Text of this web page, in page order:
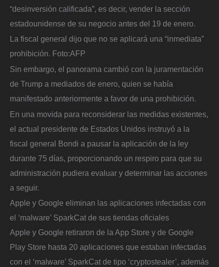
“desinversión calificada”, es decir, vender la sección
estadounidense de su negocio antes del 19 de enero.
La fiscal general dijo que no se aplicará una “inmediata”
prohibición. Foto:AFP
Sin embargo, el panorama cambió con la juramentación
de Trump a mediados de enero, quien se había
manifestado anteriormente a favor de una prohibición.
En una movida para reconsiderar las medidas existentes,
el actual presidente de Estados Unidos instruyó a la
fiscal general Bondi a pausar la aplicación de la ley
durante 75 días, proporcionando un respiro para que su
administración pudiera evaluar y determinar las acciones
a seguir.
Apple y Google eliminan las aplicaciones infectadas con
el ‘malware’ SparkCat de sus tiendas oficiales
Apple y Google retiraron de la App Store y de Google
Play Store hasta 20 aplicaciones que estaban infectadas
con el ‘malware’ SparkCat de tipo ‘cryptostealer’, además